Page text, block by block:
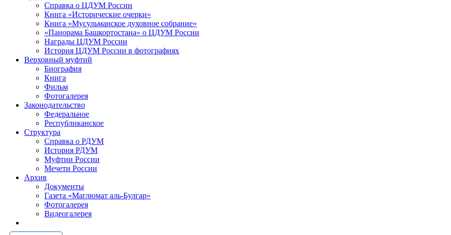
Справка о ЦДУМ России
Книга «Исторические очерки»
Книга «Мусульманское духовное собрание»
«Панорама Башкортостана» о ЦДУМ России
Награды ЦДУМ России
История ЦДУМ России в фотографиях
Верховный муфтий
Биография
Книга
Фильм
Фотогалерея
Законодательство
Федеральное
Республиканское
Структура
Справка о РДУМ
История РДУМ
Муфтии России
Мечети России
Архив
Документы
Газета «Маглюмат аль-Булгар»
Фотогалерея
Видеогалерея